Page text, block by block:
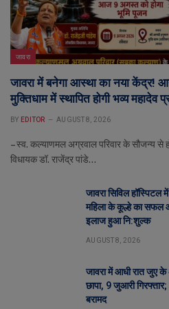
जावरा
जावरा में बनेगा आस्था का नया केंद्र!
मुक्तिधाम में स्थापित होगी भव्य महादेव
BY EDITOR AUGUST 8, 2026
– स्व. कल्याणमल अग्रवाल परिवार के सौजन्य से
विधायक डॉ. राजेंद्र पांडे…
जावरा सिविल हॉस्पिटल
महिला के कूल्हे का
इलाज हुआ नि:शुल्क
AUGUST 8, 2026
जावरा में आधी रात जुए
छापा, 9 जुआरी
बरामद